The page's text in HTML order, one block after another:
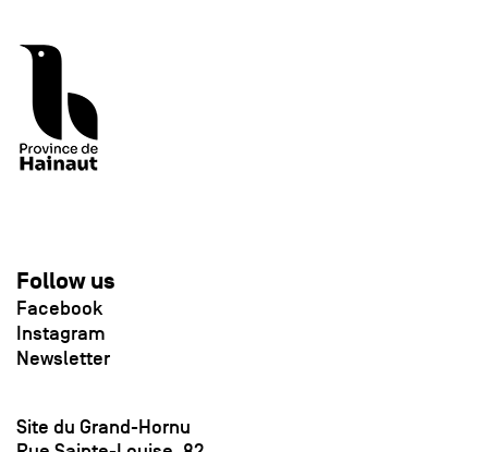
Follow us
Facebook
Instagram
Newsletter
Site du Grand-Hornu